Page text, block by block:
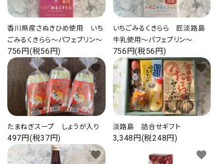
INFORMATIOM
会社概要
お支払い・配送
よくある質問
お問い合わせ
特定商取引
プライバシーポリシー
香川県産さぬきひめ使用 いち
ごみるくきらら～パフェプリン～
756円(税56円)
いちごみるくきらら 匠淡路島
牛乳使用～パフェプリン～
756円(税56円)
たまねぎスープ しょうが入り
497円(税37円)
favorite
淡路島 詰合せギフト
3,348円(税248円)
favorite
favorite favorite